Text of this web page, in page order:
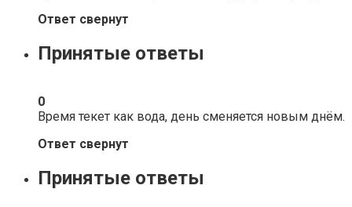
Ответ свернут
Принятые ответы
0
Время текет как вода, день сменяется новым днём.
Ответ свернут
Принятые ответы